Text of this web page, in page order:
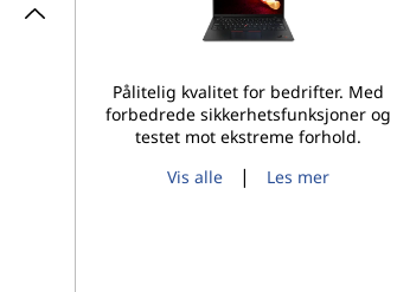
Pålitelig kvalitet for bedrifter. Med
forbedrede sikkerhetsfunksjoner og
testet mot ekstreme forhold.
Vis alle
| Les mer